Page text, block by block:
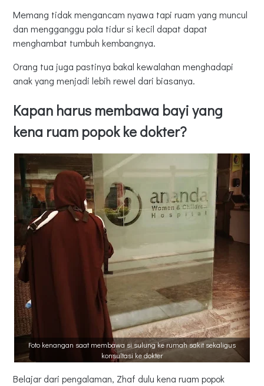
Memang tidak mengancam nyawa tapi ruam yang muncul
dan mengganggu pola tidur si kecil dapat dapat
menghambat tumbuh kembangnya.
Orang tua juga pastinya bakal kewalahan menghadapi
anak yang menjadi lebih rewel dari biasanya.
Kapan harus membawa bayi yang
kena ruam popok ke dokter?
Foto kenangan saat membawa si sulung ke rumah sakit sekaligus
konsultasi ke dokter
Belajar dari pengalaman, Zhaf dulu kena ruam popok